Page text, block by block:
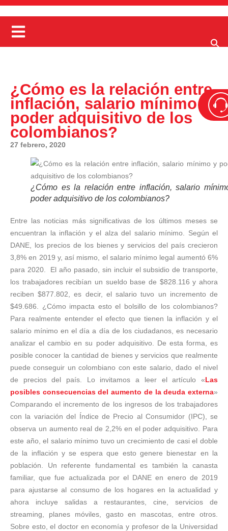
¿Cómo es la relación entre
inflación, salario mínimo y
poder adquisitivo de los
colombianos?
27 febrero, 2020
¿Cómo es la relación entre inflación, salario
poder adquisitivo de los colombianos?
Entre las noticias más significativas de los últimos meses se
encuentran la inflación y el alza del salario mínimo. Según el
DANE, los precios de los bienes y servicios del país crecieron
3,8% en 2019 y, así mismo, el salario mínimo legal aumentó 6%
para 2020. El año pasado, sin incluir el subsidio de transporte,
los trabajadores recibían un sueldo base de $828.116 y ahora
reciben $877.802, es decir, el salario tuvo un incremento de
$49.686. ¿Cómo impacta esto el bolsillo de los colombianos?
Para realmente entender el efecto que tienen la inflación y el
salario mínimo en el día a día de los ciudadanos, es necesario
analizar el cambio en su poder adquisitivo. De esta forma, es
posible conocer la cantidad de bienes y servicios que realmente
puede conseguir un colombiano con este salario, dado el nivel
de precios del país. Lo invitamos a leer el artículo «Las
posibles consecuencias del aumento de la deuda externa»
Comparando el incremento de los ingresos de los trabajadores
con la variación del Índice de Precio al Consumidor (IPC), se
observa un aumento real de 2,2% en el poder adquisitivo. Para
este año, el salario mínimo tuvo un crecimiento de casi el doble
de la inflación y se espera que esto genere bienestar en la
población. Un referente fundamental es también la canasta
familiar, que fue actualizada por el DANE en enero de 2019
para ajustarse al consumo de los hogares en la actualidad y
ahora incluye salidas a restaurantes, cine, servicios de
streaming, planes móviles, gasto en mascotas, entre otros.
Sobre esto, el doctor en economía y profesor de la Universidad